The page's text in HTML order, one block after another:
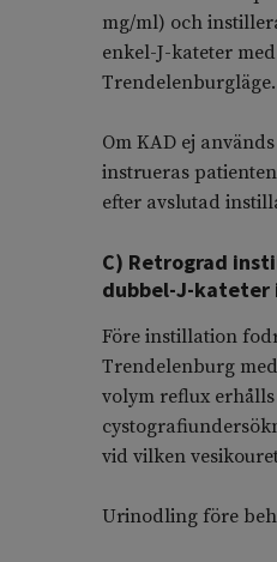
mg/ml) och
enkel-J-kateter
Trendelenburgläge.
Om KAD ej
instrueras
efter avslutad
C) Retrograd
dubbel-J-kateter
Före instillation
Trendelenburg
volym reflux
vid vilken
Urinodling före